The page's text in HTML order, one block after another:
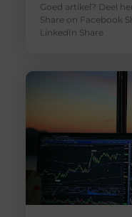
Goed artikel? Deel
Share on Facebook
LinkedIn Share